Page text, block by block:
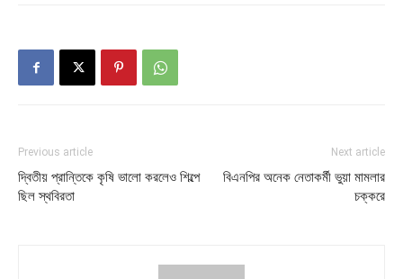
Previous article
দ্বিতীয় প্রান্তিকে কৃষি ভালো করলেও শিল্পে
ছিল স্থবিরতা
Next article
বিএনপির অনেক নেতাকর্মী ভুয়া মামলার
চক্করে